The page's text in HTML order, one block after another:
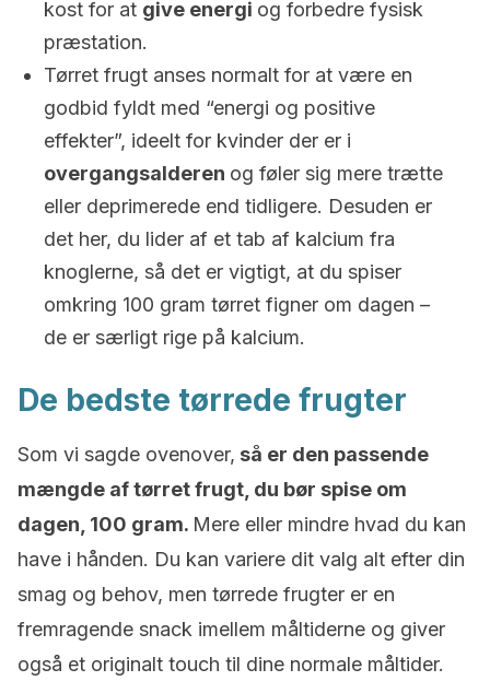
kost for at give energi og forbedre fysisk
præstation.
Tørret frugt anses normalt for at være en
godbid fyldt med “energi og positive
effekter”, ideelt for kvinder der er i
overgangsalderen og føler sig mere trætte
eller deprimerede end tidligere. Desuden er
det her, du lider af et tab af kalcium fra
knoglerne, så det er vigtigt, at du spiser
omkring 100 gram tørret figner om dagen –
de er særligt rige på kalcium.
De bedste tørrede frugter
Som vi sagde ovenover, så er den passende
mængde af tørret frugt, du bør spise om
dagen, 100 gram. Mere eller mindre hvad du kan
have i hånden. Du kan variere dit valg alt efter din
smag og behov, men tørrede frugter er en
fremragende snack imellem måltiderne og giver
også et originalt touch til dine normale måltider.